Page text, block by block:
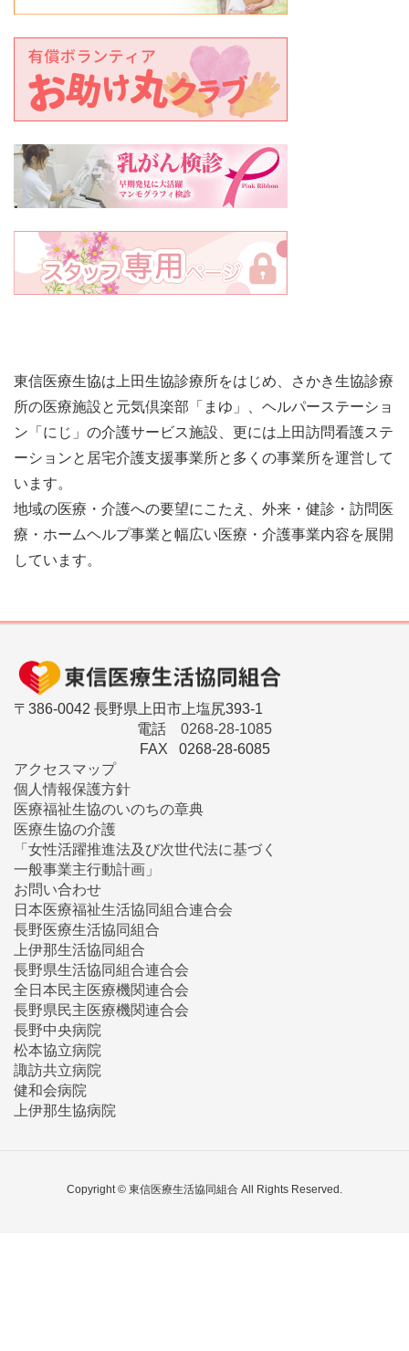
東信医療生協は上田生協診療所をはじめ、さかき生協診療
所の医療施設と元気倶楽部「まゆ」、ヘルパーステーショ
ン「にじ」の介護サービス施設、更には上田訪問看護ステ
ーションと居宅介護支援事業所と多くの事業所を運営して
います。
地域の医療・介護への要望にこたえ、外来・健診・訪問医
療・ホームヘルプ事業と幅広い医療・介護事業内容を展開
しています。
〒386-0042 長野県上田市上塩尻393-1
電話 0268-28-1085
FAX 0268-28-6085
アクセスマップ
個人情報保護方針
医療福祉生協のいのちの章典
医療生協の介護
「女性活躍推進法及び次世代法に基づく
一般事業主行動計画」
お問い合わせ
日本医療福祉生活協同組合連合会
長野医療生活協同組合
上伊那生活協同組合
長野県生活協同組合連合会
全日本民主医療機関連合会
長野県民主医療機関連合会
長野中央病院
松本協立病院
諏訪共立病院
健和会病院
上伊那生協病院
Copyright © 東信医療生活協同組合 All Rights Reserved.